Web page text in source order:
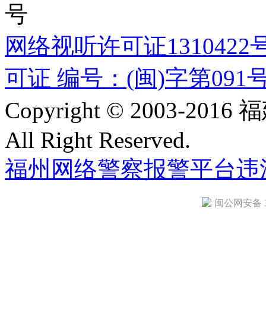
号
网络视听许可证1310422
可证 编号：(闽)字第091
Copyright © 2003-2016
All Right Reserved.
福州网络警察报警平台违
闽公网安备